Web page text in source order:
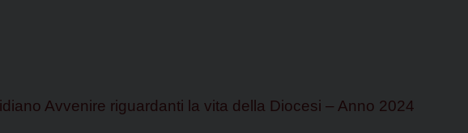
Avvenire riguardanti la vita della Diocesi – Anno 2024